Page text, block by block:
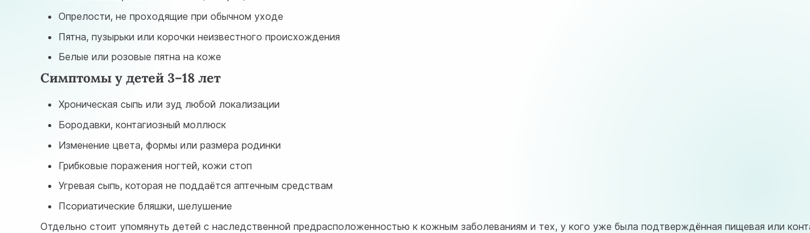
Опрелости, не проходящие при обычном уходе
Пятна, пузырьки или корочки неизвестного происхождения
Белые или розовые пятна на коже
Симптомы у детей 3–18 лет
Хроническая сыпь или зуд любой локализации
Бородавки, контагиозный моллюск
Изменение цвета, формы или размера родинки
Грибковые поражения ногтей, кожи стоп
Угревая сыпь, которая не поддаётся аптечным средствам
Псориатические бляшки, шелушение
Отдельно стоит упомянуть детей с наследственной предрасположенностью к кожным заболеваниям и тех, у кого уже была подтверждённая пищевая или